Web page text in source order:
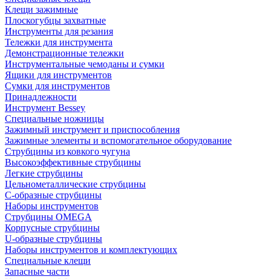
Клещи зажимные
Плоскогубцы захватные
Инструменты для резания
Тележки для инструмента
Демонстрационные тележки
Инструментальные чемоданы и сумки
Ящики для инструментов
Сумки для инструментов
Принадлежности
Инструмент Bessey
Специальные ножницы
Зажимный инструмент и приспособления
Зажимные элементы и вспомогательное оборудование
Струбцины из ковкого чугуна
Высокоэффективные струбцины
Легкие струбцины
Цельнометаллические струбцины
C-образные струбцины
Наборы инструментов
Струбцины OMEGA
Корпусные струбцины
U-образные струбцины
Наборы инструментов и комплектующих
Специальные клещи
Запасные части